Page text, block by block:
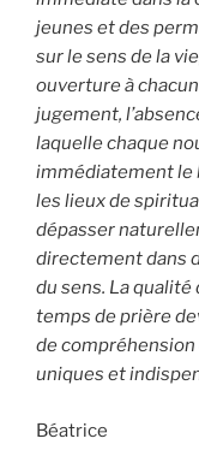
jeunes et des
sur le sens de la
ouverture à
jugement,
laquelle chaque
immédiatement le
les lieux de
dépasser
directement dans
du sens. La
temps de prière
de compréhension
uniques et
Béatrice